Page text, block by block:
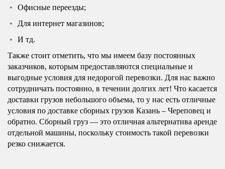
Офисные переезды;
Для интернет магазинов;
И тд.
Также стоит отметить, что мы имеем базу постоянных
заказчиков, которым предоставляются специальные и
выгодные условия для недорогой перевозки. Для нас важно
сотрудничать постоянно, в течении долгих лет! Что касается
доставки грузов небольшого объема, то у нас есть отличные
условия по доставке сборных грузов Казань – Череповец и
обратно. Сборный груз — это отличная альтернатива аренде
отдельной машины, поскольку стоимость такой перевозки
резко снижается.